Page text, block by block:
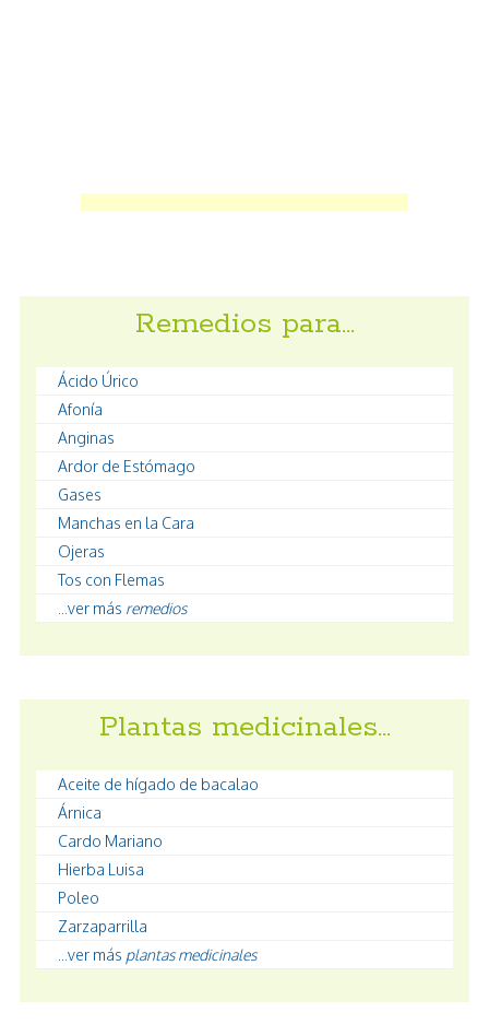
Remedios para…
Ácido Úrico
Afonía
Anginas
Ardor de Estómago
Gases
Manchas en la Cara
Ojeras
Tos con Flemas
...ver más remedios
Plantas medicinales…
Aceite de hígado de bacalao
Árnica
Cardo Mariano
Hierba Luisa
Poleo
Zarzaparrilla
...ver más plantas medicinales